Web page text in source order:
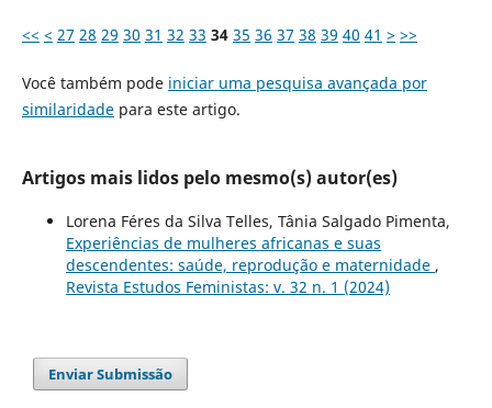
<< < 27 28 29 30 31 32 33 34 35 36 37 38 39 40 41 > >>
Você também pode iniciar uma pesquisa avançada por
similaridadepara este artigo.
Artigos mais lidos pelo mesmo(s) autor(es)
Lorena Féres da Silva Telles, Tânia Salgado Pimenta,
Experiências de mulheres africanas e suas
descendentes: saúde, reprodução e maternidade ,
Revista Estudos Feministas: v. 32 n. 1 (2024)
Enviar Submissão